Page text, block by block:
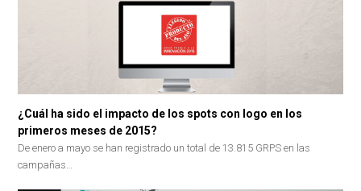
¿Cuál ha sido el impacto de los spots con logo en los
primeros meses de 2015?
De enero a mayo se han registrado un total de 13.815 GRPS en las
campañas…